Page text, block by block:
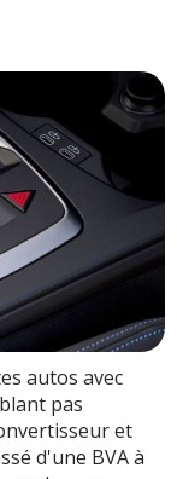
autos avec
pas
et
d'une BVA à